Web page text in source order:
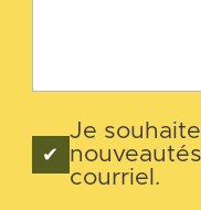
Je
courriel.